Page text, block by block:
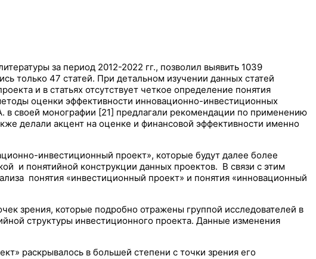
за период 2012-2022 гг., позволил выявить 1039
только 47 статей. При детальном изучении данных статей
и в статьях отсутствует четкое определение понятия
оценки эффективности инновационно-инвестиционных
в своей монографии [21] предлагали рекомендации по применению
делали акцент на оценке и финансовой эффективности именно
инвестиционный проект», которые будут далее более
и понятийной конструкции данных проектов. В связи с этим
понятия «инвестиционный проект» и понятия «инновационный
зрения, которые подробно отражены группой исследователей в
структуры инвестиционного проекта. Данные изменения
раскрывалось в большей степени с точки зрения его